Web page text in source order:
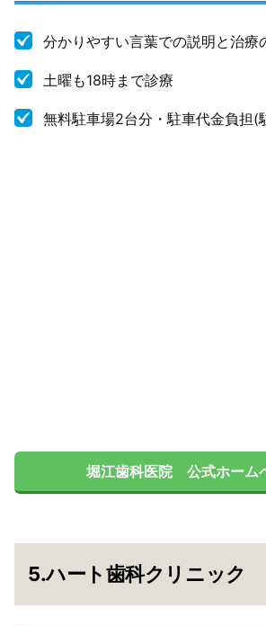
分かりやすい言葉での説明と治療
土曜も18時まで診療
無料駐車場2台分・駐車代金負担(
堀江歯科医院 公式ホーム
5.ハート歯科クリニック